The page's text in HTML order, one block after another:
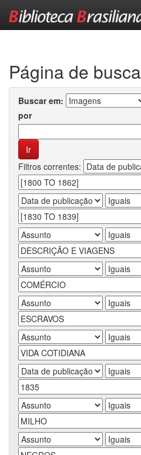
Página de busca
Buscar em:
por
Filtros correntes: